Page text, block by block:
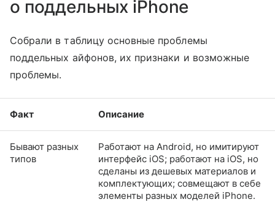
о поддельных iPhone
Собрали в таблицу основные проблемы
поддельных айфонов, их признаки и возможные
проблемы.
Факт Описание
Бывают разных
типов
Работают на Android, но имитируют
интерфейс iOS; работают на iOS, но
сделаны из дешевых материалов и
комплектующих; совмещают в себе
элементы разных моделей iPhone.